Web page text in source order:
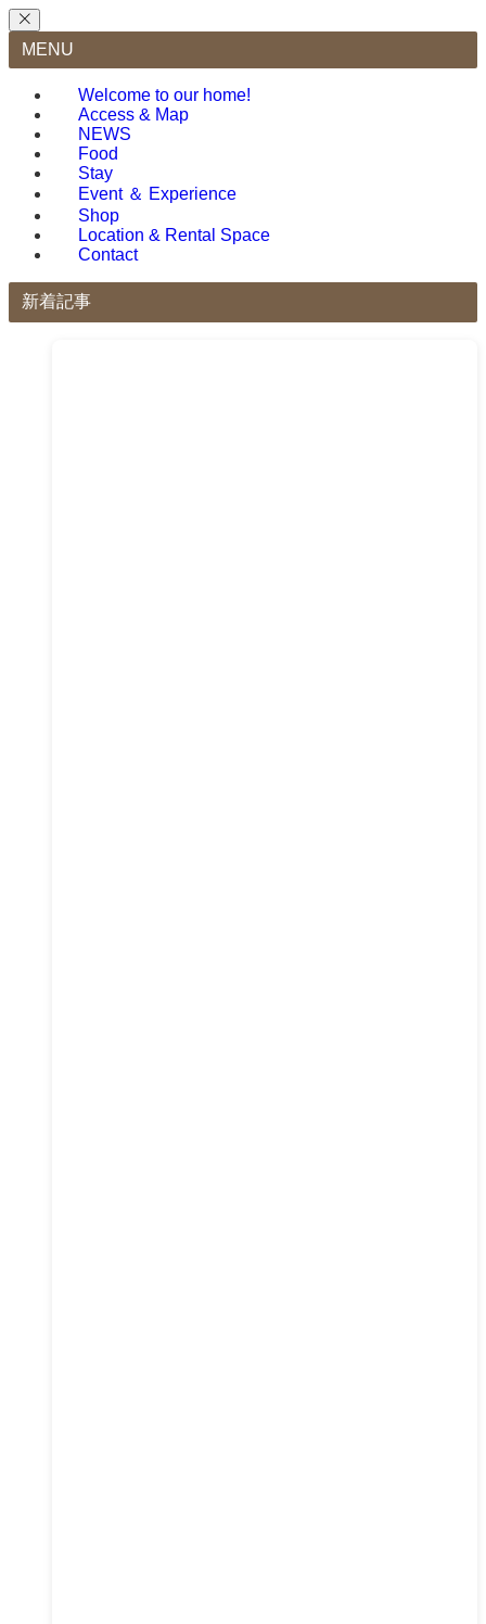
MENU
Welcome to our home!
Access & Map
NEWS
Food
Stay
Event ＆ Experience
Shop
Location & Rental Space
Contact
新着記事